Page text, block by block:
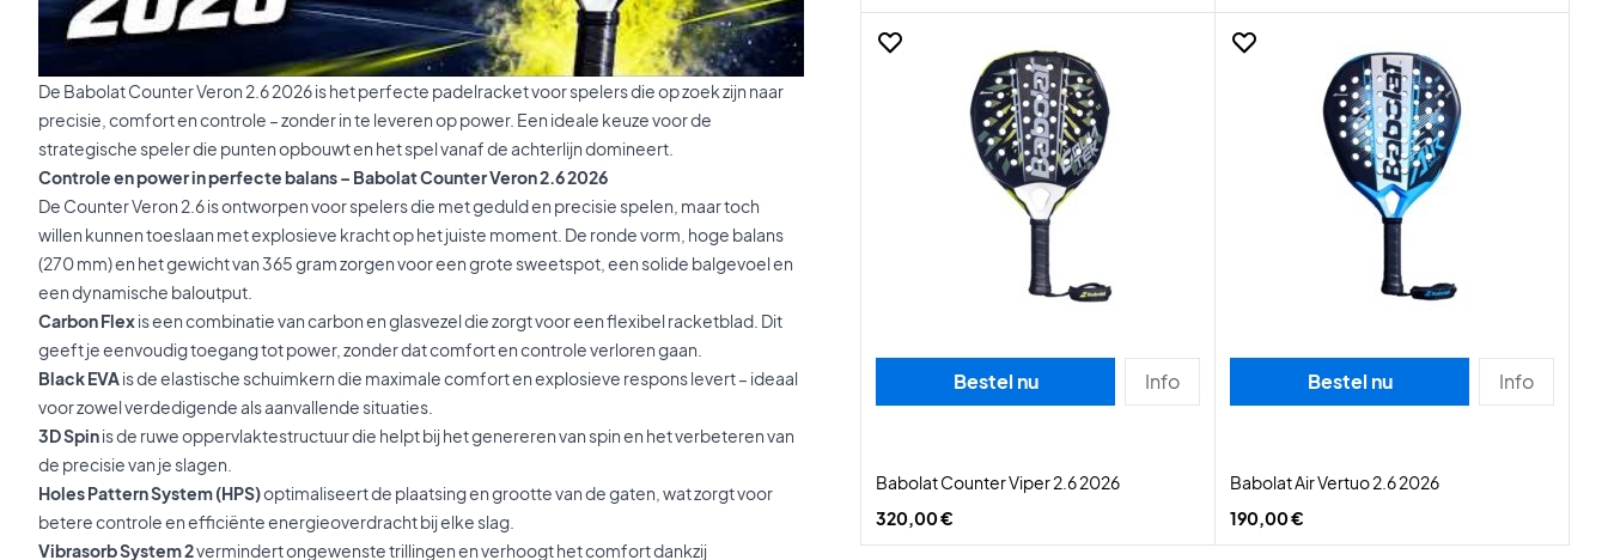
De Babolat Counter Veron 2.6 2026 is het perfecte padelracket voor spelers die op zoek zijn naar
precisie, comfort en controle – zonder in te leveren op power. Een ideale keuze voor de
strategische speler die punten opbouwt en het spel vanaf de achterlijn domineert.
Controle en power in perfecte balans – Babolat Counter Veron 2.6 2026
De Counter Veron 2.6 is ontworpen voor spelers die met geduld en precisie spelen, maar toch
willen kunnen toeslaan met explosieve kracht op het juiste moment. De ronde vorm, hoge balans
(270 mm) en het gewicht van 365 gram zorgen voor een grote sweetspot, een solide balgevoel en
een dynamische baloutput.
Carbon Flexis een combinatie van carbon en glasvezel die zorgt voor een flexibel racketblad. Dit
geeft je eenvoudig toegang tot power, zonder dat comfort en controle verloren gaan.
Black EVAis de elastische schuimkern die maximale comfort en explosieve respons levert – ideaal
voor zowel verdedigende als aanvallende situaties.
3D Spinis de ruwe oppervlaktestructuur die helpt bij het genereren van spin en het verbeteren van
de precisie van je slagen.
Holes Pattern System (HPS)optimaliseert de plaatsing en grootte van de gaten, wat zorgt voor
betere controle en efficiënte energieoverdracht bij elke slag.
Vibrasorb System 2vermindert ongewenste trillingen en verhoogt het comfort dankzij
Bestel nu Info
Babolat Counter Viper 2.6 2026
320,00 €
Bestel nu Info
Babolat Air Vertuo 2.6 2026
190,00 €